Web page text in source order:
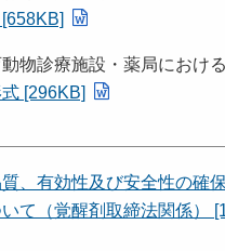
物診療施設・薬局におけ
[296KB]
、有効性及び安全性の確
て（覚醒剤取締法関係）